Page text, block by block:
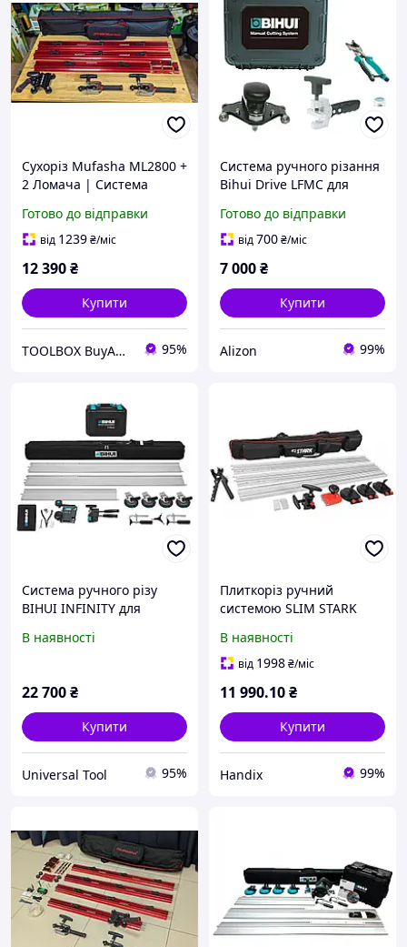
Сухоріз Mufasha ML2800 +
2 Ломача | Система
ролики, для
великоформатного
Готово до відправки
від 1239₴/міс
12 390₴
Купити
TOOLBOX BuyAndWork 95%
Система ручного різання
Bihui Drive LFMC для
3200 мм (без напрямних)
Готово до відправки
від700₴/міс
7 000₴
Купити
Alizon 99%
Система ручного різу
BIHUI INFINITY для
3600 мм (LFMCS5)
В наявності
22 700₴
Купити
Universal Tool 95%
Плиткоріз ручний
системою SLIM STARK
професійна система
різання великоформатної
В наявності
від 1998₴/міс
11 990.10₴
Купити
Handix 99%